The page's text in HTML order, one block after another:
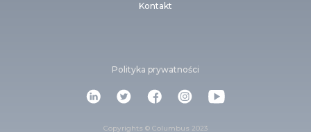
Kontakt
Copyrights © Columbus 2023
Polityka prywatności